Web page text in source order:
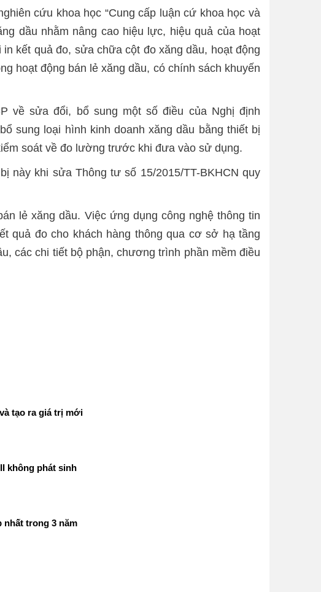
cứu khoa học “Cung cấp luận cứ khoa học và
dầu nhằm nâng cao hiệu lực, hiệu quả của hoạt
kết quả đo, sửa chữa cột đo xăng dầu, hoạt động
hoạt động bán lẻ xăng dầu, có chính sách khuyến
về sửa đổi, bổ sung một số điều của Nghị định
sung loại hình kinh doanh xăng dầu bằng thiết bị
soát về đo lường trước khi đưa vào sử dụng.
này khi sửa Thông tư số 15/2015/TT-BKHCN quy
lẻ xăng dầu. Việc ứng dụng công nghệ thông tin
quả đo cho khách hàng thông qua cơ sở hạ tầng
các chi tiết bộ phận, chương trình phần mềm điều
tạo ra giá trị mới
không phát sinh
nhất trong 3 năm